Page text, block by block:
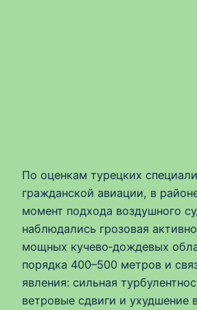
По оценкам турецких
гражданской авиации, в
момент подхода воздушного
наблюдались грозовая
мощных кучево‑дождевых
порядка 400–500 метров и
явления: сильная
ветровые сдвиги и ухудшение